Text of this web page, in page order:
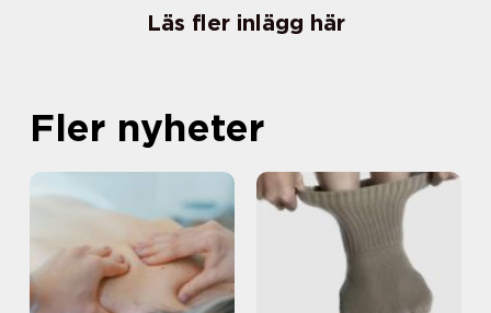
Läs fler inlägg här
Fler nyheter